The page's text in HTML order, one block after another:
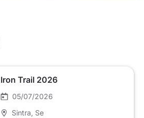
Iron Trail 2026
05/07/2026
Sintra , Se